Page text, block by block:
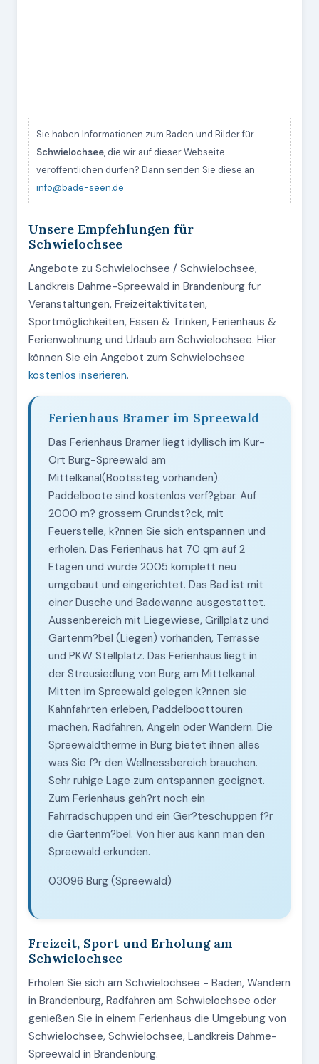
Sie haben Informationen zum Baden und Bilder für
Schwielochsee, die wir auf dieser Webseite
veröffentlichen dürfen? Dann senden Sie diese an
info@bade-seen.de
Unsere Empfehlungen für
Schwielochsee
Angebote zu Schwielochsee / Schwielochsee,
Landkreis Dahme-Spreewald in Brandenburg für
Veranstaltungen, Freizeitaktivitäten,
Sportmöglichkeiten, Essen & Trinken, Ferienhaus &
Ferienwohnung und Urlaub am Schwielochsee. Hier
können Sie ein Angebot zum Schwielochsee
kostenlos inserieren.
Ferienhaus Bramer im Spreewald
Das Ferienhaus Bramer liegt idyllisch im Kur-
Ort Burg-Spreewald am
Mittelkanal(Bootssteg vorhanden).
Paddelboote sind kostenlos verf?gbar. Auf
2000 m? grossem Grundst?ck, mit
Feuerstelle, k?nnen Sie sich entspannen und
erholen. Das Ferienhaus hat 70 qm auf 2
Etagen und wurde 2005 komplett neu
umgebaut und eingerichtet. Das Bad ist mit
einer Dusche und Badewanne ausgestattet.
Aussenbereich mit Liegewiese, Grillplatz und
Gartenm?bel (Liegen) vorhanden, Terrasse
und PKW Stellplatz. Das Ferienhaus liegt in
der Streusiedlung von Burg am Mittelkanal.
Mitten im Spreewald gelegen k?nnen sie
Kahnfahrten erleben, Paddelboottouren
machen, Radfahren, Angeln oder Wandern. Die
Spreewaldtherme in Burg bietet ihnen alles
was Sie f?r den Wellnessbereich brauchen.
Sehr ruhige Lage zum entspannen geeignet.
Zum Ferienhaus geh?rt noch ein
Fahrradschuppen und ein Ger?teschuppen f?r
die Gartenm?bel. Von hier aus kann man den
Spreewald erkunden.
03096 Burg (Spreewald)
Freizeit, Sport und Erholung am
Schwielochsee
Erholen Sie sich am Schwielochsee - Baden, Wandern
in Brandenburg, Radfahren am Schwielochsee oder
genießen Sie in einem Ferienhaus die Umgebung von
Schwielochsee, Schwielochsee, Landkreis Dahme-
Spreewald in Brandenburg.